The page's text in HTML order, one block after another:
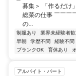
募集＞ 「作るだけ
総菜の仕事 ￣￣￣
の...
制服あり 業界未経験者歓
早朝
学歴不問 経験不問
ブランクOK
育休あり
アルバイト・パート